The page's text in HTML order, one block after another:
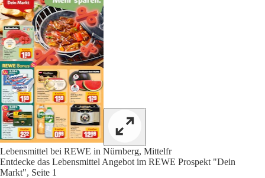
Lebensmittel bei REWE in Nürnberg, Mittelfr
Entdecke das Lebensmittel Angebot im REWE Prospekt "Dein
Markt", Seite 1